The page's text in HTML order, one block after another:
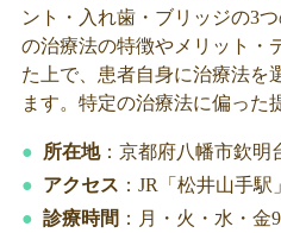
ント・入れ歯・ブリッジの3
の治療法の特徴やメリット・
た上で、患者自身に治療法を
ます。特定の治療法に偏った
所在地：京都府八幡市欽明
アクセス ：JR「松井山手
診療時間 ：月・火・水・金